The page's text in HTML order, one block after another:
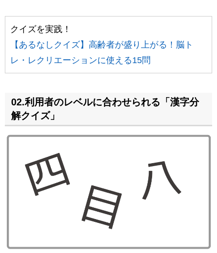
クイズを実践！
【あるなしクイズ】高齢者が盛り上がる！脳ト
レ・レクリエーションに使える15問
02.利用者のレベルに合わせられる「漢字分
解クイズ」